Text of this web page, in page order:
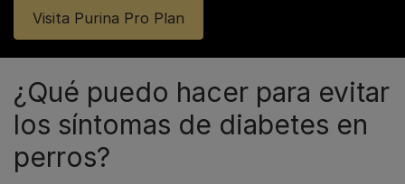
Visita Purina Pro Plan
¿Qué puedo hacer para evitar
los síntomas de diabetes en
perros?